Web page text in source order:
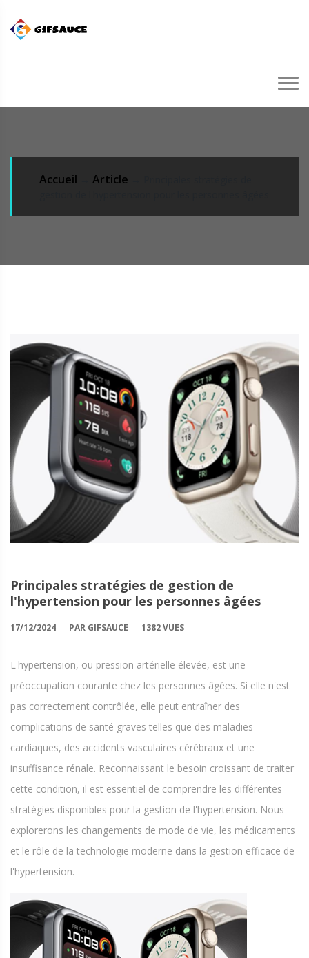
Accueil Article
Principales stratégies de gestion de
l'hypertension pour les personnes âgées
17/12/2024 PAR GIFSAUCE 1382 VUES
L'hypertension, ou pression artérielle élevée, est une
préoccupation courante chez les personnes âgées. Si elle n'est
pas correctement contrôlée, elle peut entraîner des
complications de santé graves telles que des maladies
cardiaques, des accidents vasculaires cérébraux et une
insuffisance rénale. Reconnaissant le besoin croissant de traiter
cette condition, il est essentiel de comprendre les différentes
stratégies disponibles pour la gestion de l'hypertension. Nous
explorerons les changements de mode de vie, les médicaments
et le rôle de la technologie moderne dans la gestion efficace de
l'hypertension.